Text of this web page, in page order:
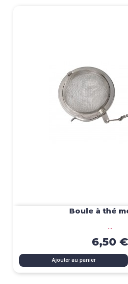
Boule à thé
...
6,50 €
Ajouter au panier